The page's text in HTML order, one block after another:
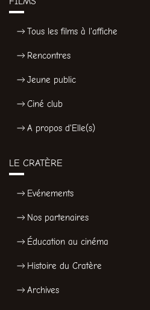
Tous les films à l'affiche
Rencontres
Jeune public
Ciné club
A propos d'Elle(s)
LE CRATÈRE
Evénements
Nos partenaires
Éducation au cinéma
Histoire du Cratère
Archives